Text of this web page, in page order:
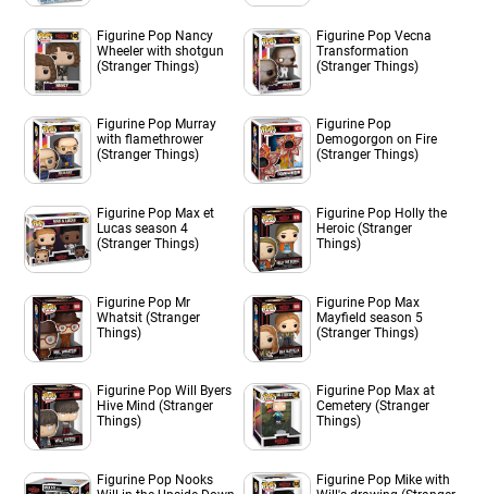
Figurine Pop Nancy
Wheeler with shotgun
(Stranger Things)
Figurine Pop Vecna
Transformation
(Stranger Things)
Figurine Pop Murray
with flamethrower
(Stranger Things)
Figurine Pop
Demogorgon on Fire
(Stranger Things)
Figurine Pop Max et
Lucas season 4
(Stranger Things)
Figurine Pop Holly the
Heroic (Stranger
Things)
Figurine Pop Mr
Whatsit (Stranger
Things)
Figurine Pop Max
Mayfield season 5
(Stranger Things)
Figurine Pop Will Byers
Hive Mind (Stranger
Things)
Figurine Pop Max at
Cemetery (Stranger
Things)
Figurine Pop Nooks
Figurine Pop Mike with